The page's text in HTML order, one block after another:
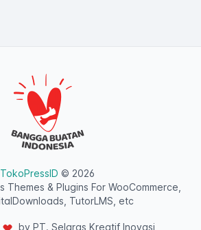
TokoPressID © 2026
Themes & Plugins For WooCommerce,
TutorLMS, etc
by PT. Selaras Kreatif Inovasi